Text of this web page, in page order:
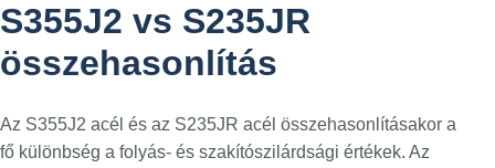
S355J2 vs S235JR
összehasonlítás
Az S355J2 acél és az S235JR acél összehasonlításakor a
fő különbség a folyás- és szakítószilárdsági értékek. Az